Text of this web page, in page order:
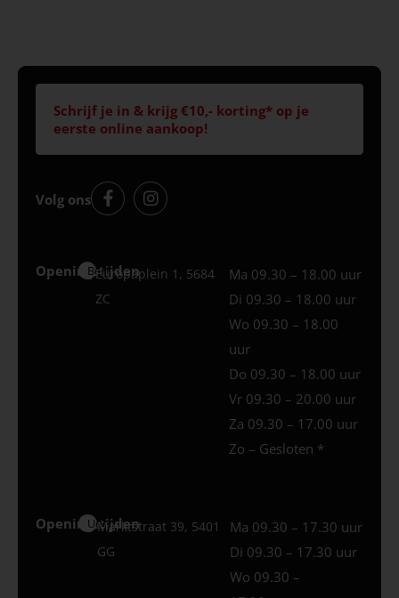
Schrijf je in & krijg €10,- korting* op je
eerste online aankoop!
Volg ons
Openingstijden
Best
Europaplein 1, 5684
ZC
Ma 09.30 – 18.00 uur
Di 09.30 – 18.00 uur
Wo 09.30 – 18.00
uur
Do 09.30 – 18.00 uur
Vr 09.30 – 20.00 uur
Za 09.30 – 17.00 uur
Zo – Gesloten *
Openingstijden
Uden
Marktstraat 39, 5401
GG
Ma 09.30 – 17.30 uur
Di 09.30 – 17.30 uur
Wo 09.30 –